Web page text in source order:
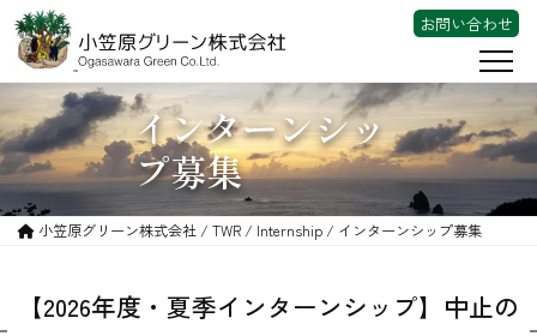
お問い合わせ
会社案内
事業内容
東京宝島チャレンジプロジェクト
動画
インターンシッ
プ募集
小笠原グリーン株式会社 / TWR / Internship / インターンシップ募集
【2026年度・夏季インターンシップ】中止の